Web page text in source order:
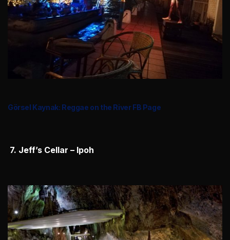
Görsel Kaynak: Reggae on the River FB Page
7. Jeff’s Cellar – Ipoh